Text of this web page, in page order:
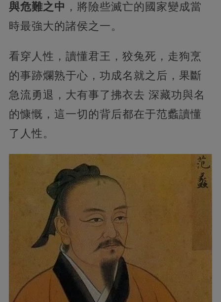
與危難之中 ，將險些滅亡的國家變成當
時最強大的諸侯之一。
看穿人性，讀懂君王，狡兔死，走狗烹
的事跡爛熟于心，功成名就之后，果斷
急流勇退，大有事了拂衣去 深藏功與名
的慷慨，這一切的背后都在于范蠡讀懂
了人性。